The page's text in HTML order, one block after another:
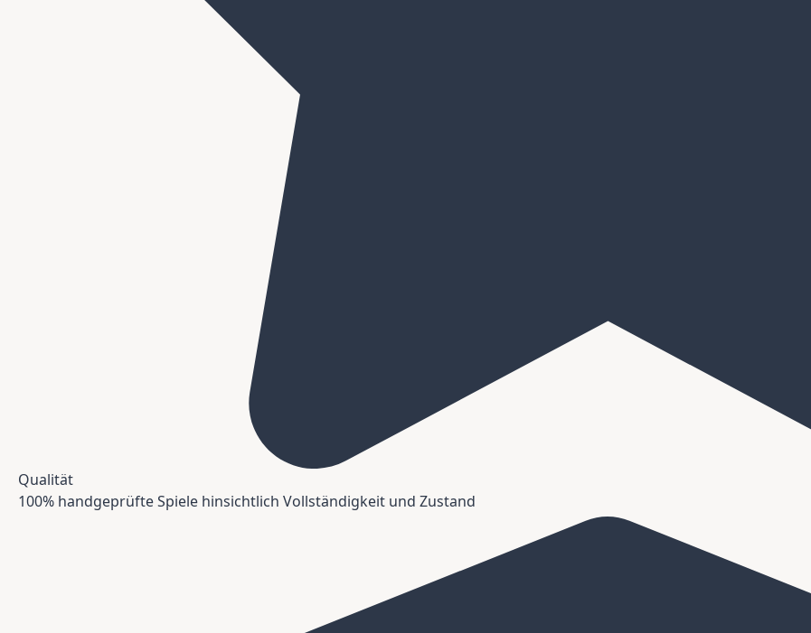
Qualität
100% handgeprüfte Spiele hinsichtlich Vollständigkeit und Zustand